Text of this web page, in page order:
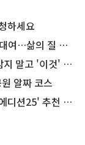
하세요
의 질 높인다
'이것' 해보세요!
알짜 코스
25' 추천 코스